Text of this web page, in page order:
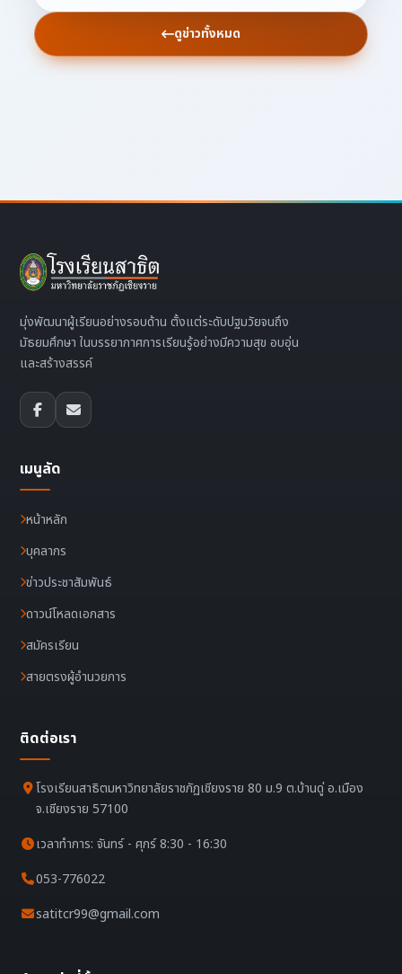
ดูข่าวทั้งหมด
มุ่งพัฒนาผู้เรียนอย่างรอบด้าน ตั้งแต่ระดับปฐมวัยจนถึง
มัธยมศึกษา ในบรรยากาศการเรียนรู้อย่างมีความสุข อบอุ่น
และสร้างสรรค์
เมนูลัด
หน้าหลัก
บุคลากร
ข่าวประชาสัมพันธ์
ดาวน์โหลดเอกสาร
สมัครเรียน
สายตรงผู้อำนวยการ
ติดต่อเรา
โรงเรียนสาธิตมหาวิทยาลัยราชภัฏเชียงราย 80 ม.9 ต.บ้านดู่ อ.เมือง
จ.เชียงราย 57100
เวลาทำการ: จันทร์ - ศุกร์ 8:30 - 16:30
053-776022
satitcr99@gmail.com